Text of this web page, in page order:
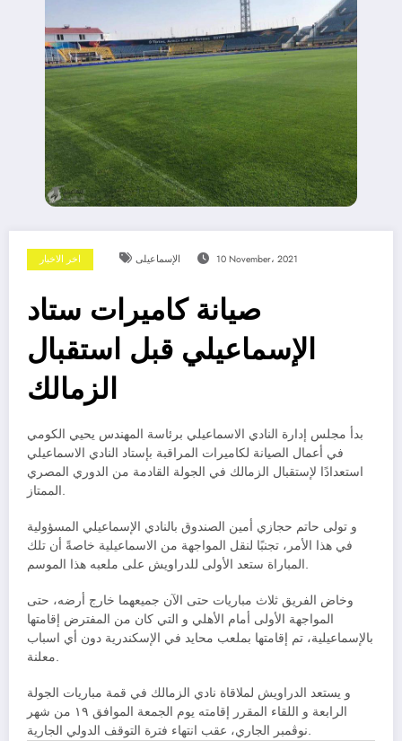
اخر الاخبار الإسماعيلى 10 November، 2021
صيانة كاميرات ستاد
الإسماعيلي قبل استقبال
الزمالك
بدأ مجلس إدارة النادي الاسماعيلي برئاسة المهندس يحيي الكومي
في أعمال الصيانة لكاميرات المراقبة بإستاد النادي الاسماعيلي
استعدادًا لإستقبال الزمالك في الجولة القادمة من الدوري المصري
الممتاز.
و تولى حاتم حجازي أمين الصندوق بالنادي الإسماعيلي المسؤولية
في هذا الأمر، تجنبًا لنقل المواجهة من الاسماعيلية خاصةً أن تلك
المباراة ستعد الأولى للدراويش على ملعبه هذا الموسم.
وخاض الفريق ثلاث مباريات حتى الآن جميعهما خارج أرضه، حتى
المواجهة الأولى أمام الأهلي و التي كان من المفترض إقامتها
بالإسماعيلية، تم إقامتها بملعب محايد في الإسكندرية دون أي اسباب
معلنة.
و يستعد الدراويش لملاقاة نادي الزمالك في قمة مباريات الجولة
الرابعة و اللقاء المقرر إقامته يوم الجمعة الموافق ١٩ من شهر
نوڤمبر الجاري، عقب انتهاء فترة التوقف الدولي الجارية.